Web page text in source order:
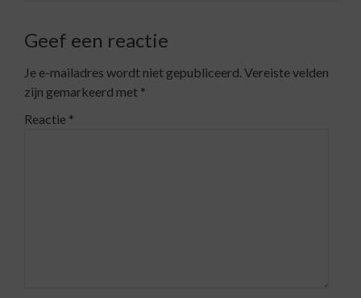
Geef een reactie
Je e-mailadres wordt niet gepubliceerd.Vereiste velden
zijn gemarkeerd met *
Reactie *